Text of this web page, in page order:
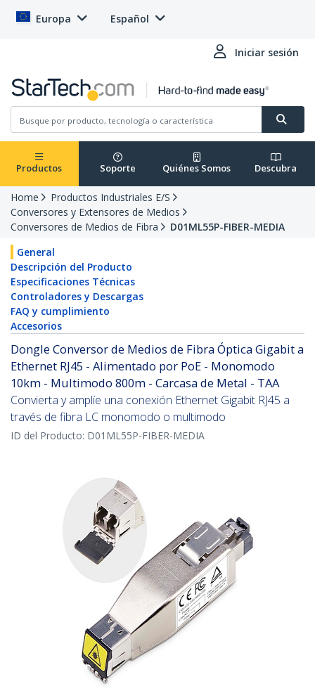
Europa Español
Iniciar sesión
Productos Soporte Quiénes Somos Descubra
Home
Productos Industriales E/S
Conversores y Extensores de Medios
Conversores de Medios de Fibra
D01ML55P-FIBER-MEDIA
General
Descripción del Producto
Especificaciones Técnicas
Controladores y Descargas
FAQ y cumplimiento
Accesorios
Dongle Conversor de Medios de Fibra Óptica Gigabit a
Ethernet RJ45 - Alimentado por PoE - Monomodo
10km - Multimodo 800m - Carcasa de Metal - TAA
Convierta y amplíe una conexión Ethernet Gigabit RJ45 a
través de fibra LC monomodo o multimodo
ID del Producto: D01ML55P-FIBER-MEDIA